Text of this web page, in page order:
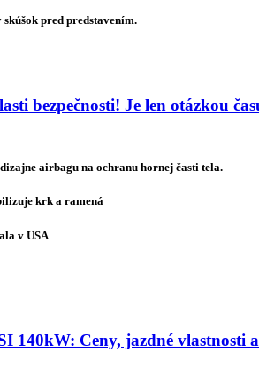
pred predstavením.
bezpečnosti! Je len otázkou
airbagu na ochranu hornej časti tela.
krk a ramená
v USA
140kW: Ceny, jazdné vlastnosti